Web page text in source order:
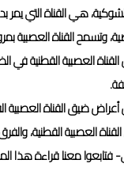
الشوكية، هي القناة التي
وتسمح القناة العصبية
العصبية القطنية في
ضيق القناة العصبية
العصبية القطنية،
معنا قراءة هذا